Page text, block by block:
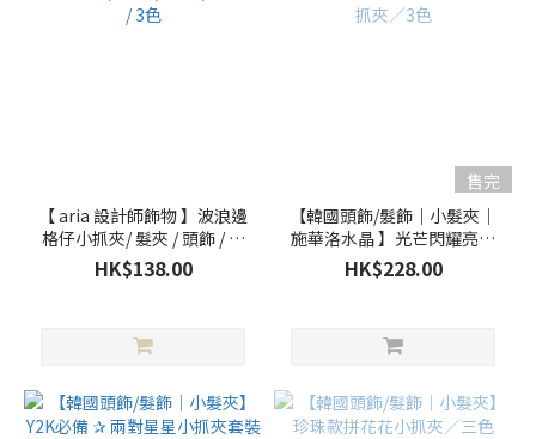
【 aria 設計師飾物 】波浪邊
格仔小抓夾/ 髮夾 / 頭飾 / 鯊
魚夾 / 3色
HK$138.00
售完
【韓國頭飾/髮飾｜小髮夾｜
施華洛水晶 】光芒閃耀亮鑽
琥珀抓夾／3色
HK$228.00